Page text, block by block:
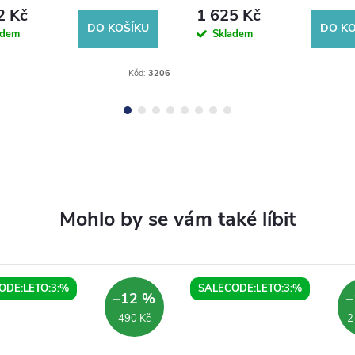
Kč
DO KOŠÍKU
Kód: 3206
1 625 Kč
Skladem DO
490 Kč
–12 %
SALECODE:LETO:3:%
2